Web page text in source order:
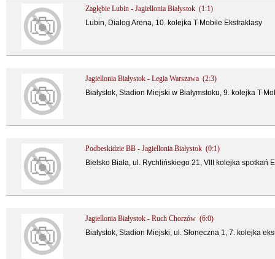
Zagłębie Lubin - Jagiellonia Białystok (1:1)
Lubin, Dialog Arena, 10. kolejka T-Mobile Ekstraklasy
Jagiellonia Białystok - Legia Warszawa (2:3)
Białystok, Stadion Miejski w Białymstoku, 9. kolejka T-
Podbeskidzie BB - Jagiellonia Białystok (0:1)
Bielsko Biała, ul. Rychlińskiego 21, VIII kolejka spotkań
Jagiellonia Białystok - Ruch Chorzów (6:0)
Białystok, Stadion Miejski, ul. Słoneczna 1, 7. kolejka